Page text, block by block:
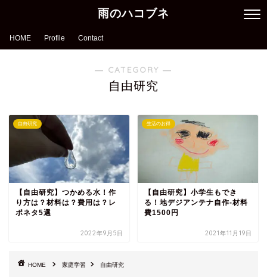
雨のハコブネ
HOME Profile Contact
― CATEGORY ―
自由研究
自由研究
【自由研究】つかめる水！作
り方は？材料は？費用は？レ
ポネタ5選
2022年9月5日
生活のお得
【自由研究】小学生もでき
る！地デジアンテナ自作-材料
費1500円
2021年11月19日
HOME 家庭学習 自由研究